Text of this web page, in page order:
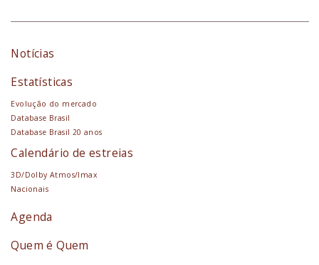
Notícias
Estatísticas
Evolução do mercado
Database Brasil
Database Brasil 20 anos
Calendário de estreias
3D/Dolby Atmos/Imax
Nacionais
Agenda
Quem é Quem